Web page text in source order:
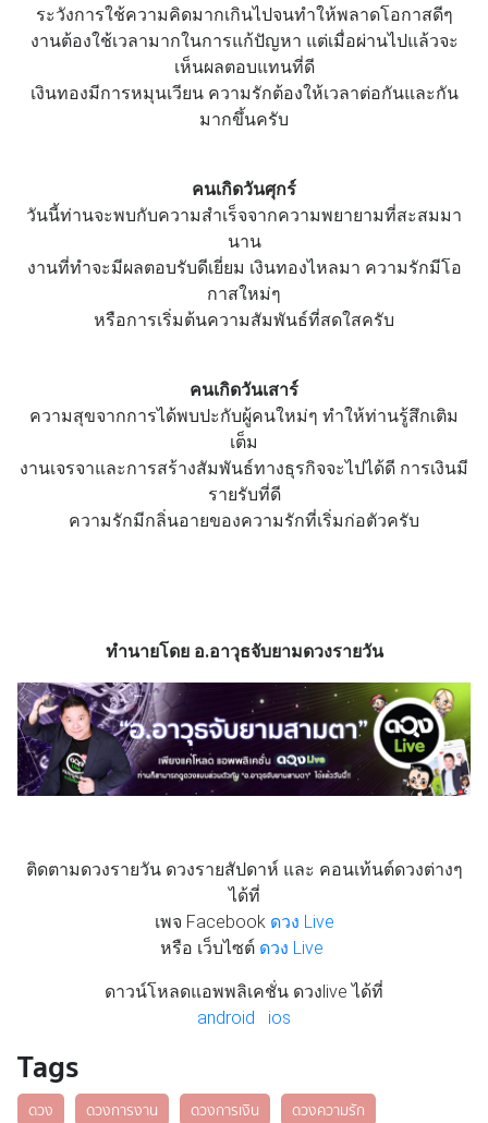
ระวังการใช้ความคิดมากเกินไปจนทำให้พลาดโอกาสดีๆ
งานต้องใช้เวลามากในการแก้ปัญหา แต่เมื่อผ่านไปแล้วจะ
เห็นผลตอบแทนที่ดี
เงินทองมีการหมุนเวียน ความรักต้องให้เวลาต่อกันและกัน
มากขึ้นครับ
คนเกิดวันศุกร์
วันนี้ท่านจะพบกับความสำเร็จจากความพยายามที่สะสมมา
นาน
งานที่ทำจะมีผลตอบรับดีเยี่ยม เงินทองไหลมา ความรักมีโอ
กาสใหม่ๆ
หรือการเริ่มต้นความสัมพันธ์ที่สดใสครับ
คนเกิดวันเสาร์
ความสุขจากการได้พบปะกับผู้คนใหม่ๆ ทำให้ท่านรู้สึกเติม
เต็ม
งานเจรจาและการสร้างสัมพันธ์ทางธุรกิจจะไปได้ดี การเงินมี
รายรับที่ดี
ความรักมีกลิ่นอายของความรักที่เริ่มก่อตัวครับ
ทำนายโดย อ.อาวุธจับยามดวงรายวัน
ติดตามดวงรายวัน ดวงรายสัปดาห์ และ คอนเท้นต์ดวงต่างๆ
ได้ที่
เพจ Facebook ดวง Live
หรือ เว็บไซต์ ดวง Live
ดาวน์โหลดแอพพลิเคชั่น ดวงlive ได้ที่
android
ios
Tags
ดวง ดวงการงาน ดวงการเงิน ดวงความรัก